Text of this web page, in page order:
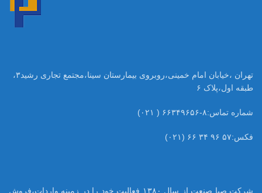
تهران ،خیابان امام خمینی،روبروی بیمارستان سینا،مجتمع تجاری رشید۳،
طبقه اول،پلاک ۶
شماره تماس:۸-۶۶۳۴۹۶۵۶ ( ۰۲۱)
فکس:۵۷ ۹۶ ۳۴ ۶۶ (۰۲۱)
شرکت صبا صنعت از سال ۱۳۸۰ فعالیت خود را در زمینه واردات،فروش